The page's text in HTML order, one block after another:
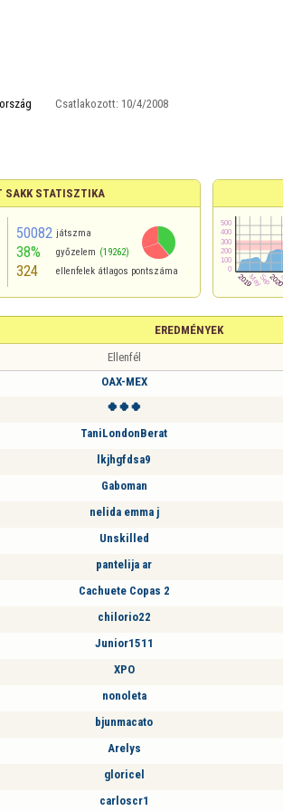
Csatlakozott: 10/4/2008
SAKK STATISZTIKA
50082 játszma
38% győzelem (19262)
324 ellenfelek átlagos pontszáma
EREDMÉNYEK
Ellenfél
OAX-MEX
🍀🍀🍀
TaniLondonBerat
lkjhgfdsa9
Gaboman
nelida emma j
Unskilled
pantelija ar
Cachuete Copas 2
chilorio22
Junior1511
XPO
nonoleta
bjunmacato
Arelys
gloricel
carloscr1